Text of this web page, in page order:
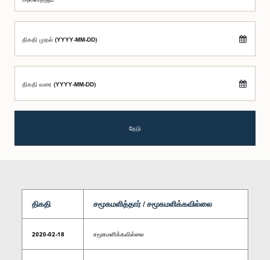
திகதி முதல் (YYYY-MM-DD)
திகதி வரை (YYYY-MM-DD)
தேடு
திகதி சமூகமளித்தார் / சமூகமளிக்கவில்லை
2020-02-18 சமூகமளிக்கவில்லை